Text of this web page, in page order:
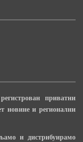
приватни
новине и регионални
и дистрибуирамо